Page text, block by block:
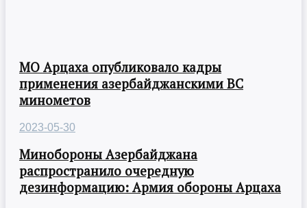
МО Арцаха опубликовало кадры
применения азербайджанскими ВС
минометов
2023-05-30
Минобороны Азербайджана
распространило очередную
дезинформацию: Армия обороны Арцаха